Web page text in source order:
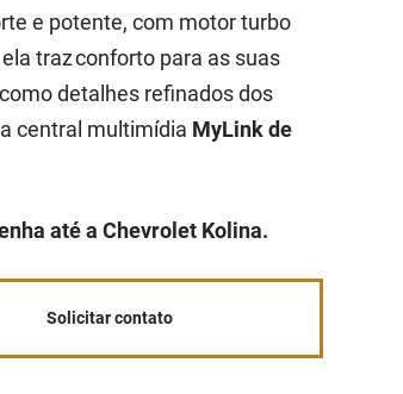
e potente, com motor turbo
traz conforto para as suas
detalhes refinados dos
central multimídia MyLink de
até a Chevrolet Kolina.
Solicitar contato